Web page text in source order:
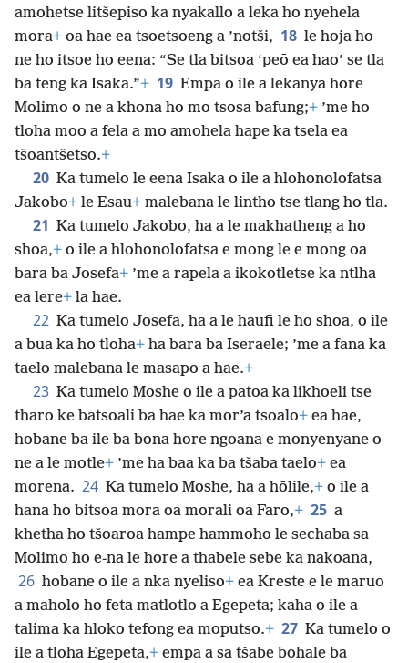
amohetse litšepiso ka nyakallo a leka ho nyehela
mora+ oa hae ea tsoetsoeng a ’notši, 18 le hoja ho
ne ho itsoe ho eena: “Se tla bitsoa ‘peō ea hao’ se tla
ba teng ka Isaka.”+ 19 Empa o ile a lekanya hore
Molimo o ne a khona ho mo tsosa bafung;+ ’me ho
tloha moo a fela a mo amohela hape ka tsela ea
tšoantšetso.+
20 Ka tumelo le eena Isaka o ile a hlohonolofatsa
Jakobo+ le Esau+ malebana le lintho tse tlang ho tla.
21 Ka tumelo Jakobo, ha a le makhatheng a ho
shoa,+ o ile a hlohonolofatsa e mong le e mong oa
bara ba Josefa+ ’me a rapela a ikokotletse ka ntlha
ea lere+ la hae.
22 Ka tumelo Josefa, ha a le haufi le ho shoa, o ile
a bua ka ho tloha+ ha bara ba Iseraele; ’me a fana ka
taelo malebana le masapo a hae.+
23 Ka tumelo Moshe o ile a patoa ka likhoeli tse
tharo ke batsoali ba hae ka mor’a tsoalo+ ea hae,
hobane ba ile ba bona hore ngoana e monyenyane o
ne a le motle+ ’me ha baa ka ba tšaba taelo+ ea
morena. 24 Ka tumelo Moshe, ha a hōlile,+ o ile a
hana ho bitsoa mora oa morali oa Faro,+ 25 a
khetha ho tšoaroa hampe hammoho le sechaba sa
Molimo ho e-na le hore a thabele sebe ka nakoana,
26 hobane o ile a nka nyeliso+ ea Kreste e le maruo
a maholo ho feta matlotlo a Egepeta; kaha o ile a
talima ka hloko tefong ea moputso.+ 27 Ka tumelo o
ile a tloha Egepeta,+ empa a sa tšabe bohale ba